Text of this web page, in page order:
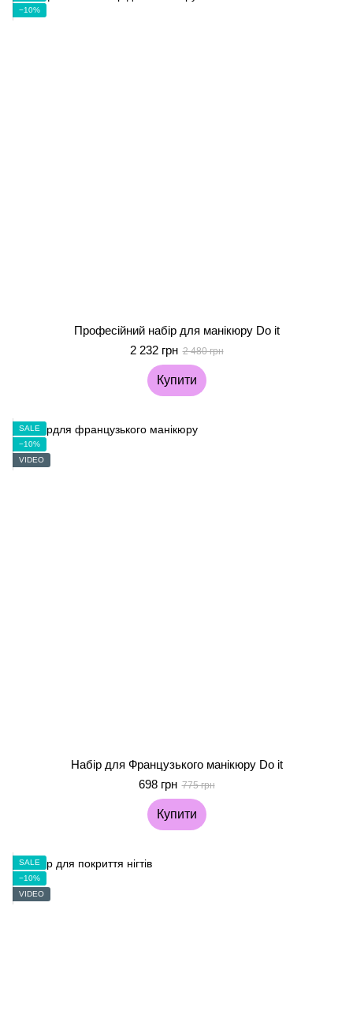
−10%
Професійний набір для манікюру Do it
2 232 грн 2 480 грн
Купити
SALE
−10%
VIDEO
Набір для Французького манікюру Do it
698 грн 775 грн
Купити
SALE
−10%
VIDEO